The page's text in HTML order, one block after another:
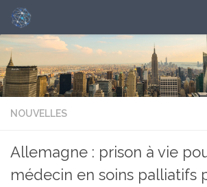
NOUVELLES
Allemagne : prison à vie
médecin en soins palliatifs